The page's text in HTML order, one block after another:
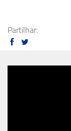
Partilhar: